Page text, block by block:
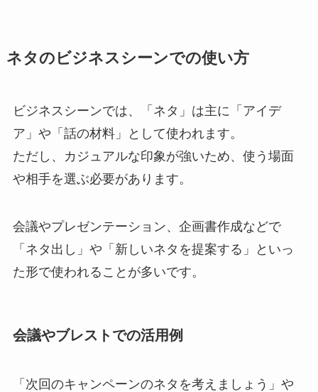
ネタのビジネスシーンでの使い方
ビジネスシーンでは、「ネタ」は主に「アイデ
ア」や「話の材料」として使われます。
ただし、カジュアルな印象が強いため、使う場面
や相手を選ぶ必要があります。
会議やプレゼンテーション、企画書作成などで
「ネタ出し」や「新しいネタを提案する」といっ
た形で使われることが多いです。
会議やブレストでの活用例
「次回のキャンペーンのネタを考えましょう」や